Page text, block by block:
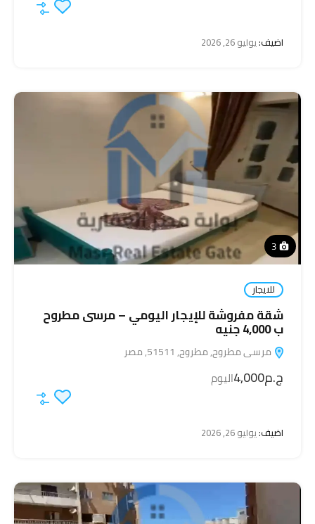
اضيف:يوليو 26, 2026
3
للايجار
شقة مفروشة للإيجار اليومي – مرسى مطروح
ب 4,000 جنيه
مرسى مطروح, مطروح, 51511, مصر
ج.م4,000 اليوم
اضيف:يوليو 26, 2026